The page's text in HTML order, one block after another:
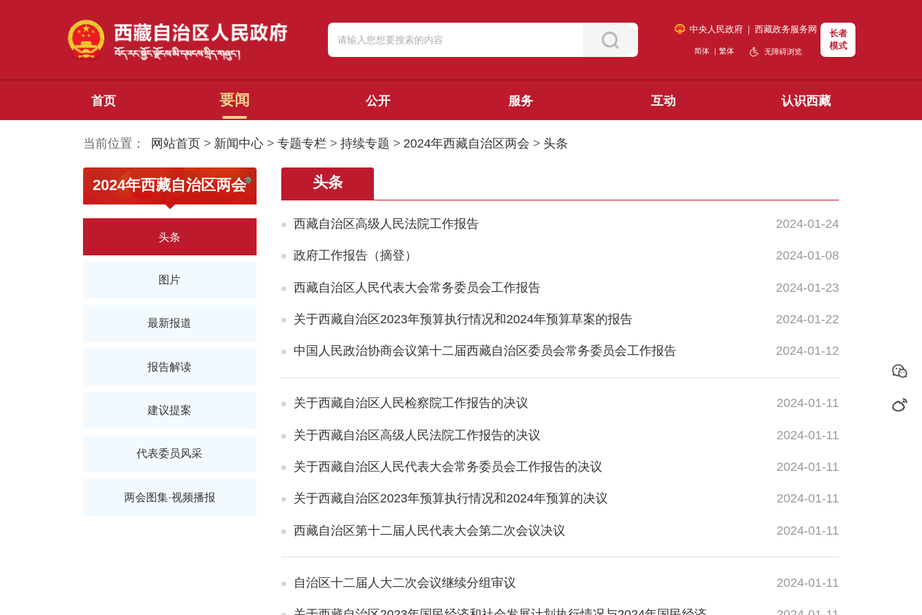
中央人民政府 ｜ 西藏政务服务网
简体｜ 繁体 无障碍浏览
长者
模式
首页 要闻 公开 服务 互动 认识西藏
当前位置： 网站首页 > 新闻中心 > 专题专栏 > 持续专题 > 2024年西藏自治区两会 > 头条
2024年西藏自治区两会
头条
图片
最新报道
报告解读
建议提案
代表委员风采
两会图集·视频播报
头条
西藏自治区高级人民法院工作报告 2024-01-24
政府工作报告（摘登） 2024-01-08
西藏自治区人民代表大会常务委员会工作报告 2024-01-23
关于西藏自治区2023年预算执行情况和2024年预算草案的报告 2024-01-22
中国人民政治协商会议第十二届西藏自治区委员会常务委员会工作报告 2024-01-12
关于西藏自治区人民检察院工作报告的决议 2024-01-11
关于西藏自治区高级人民法院工作报告的决议 2024-01-11
关于西藏自治区人民代表大会常务委员会工作报告的决议 2024-01-11
关于西藏自治区2023年预算执行情况和2024年预算的决议 2024-01-11
西藏自治区第十二届人民代表大会第二次会议决议 2024-01-11
自治区十二届人大二次会议继续分组审议 2024-01-11